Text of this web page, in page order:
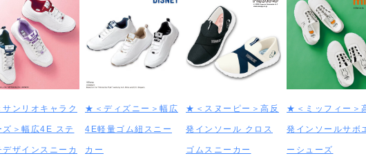
ンリオキャラク
ズ＞幅広4E ステ
デザインスニーカ
★＜ディズニー＞幅広
4E軽量ゴム紐スニー
カー
★＜スヌーピー＞高反
発インソール クロス
ゴムスニーカー
★＜ミッフィー＞
発インソールサボ
ーシューズ